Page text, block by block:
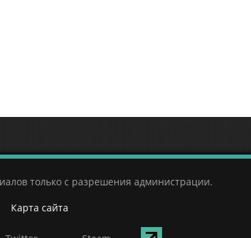
только с разрешения администрации.
Карта сайта